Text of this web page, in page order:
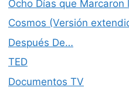
Ocho Días que Marcaron
Cosmos (Versión
Después De…
TED
Documentos TV